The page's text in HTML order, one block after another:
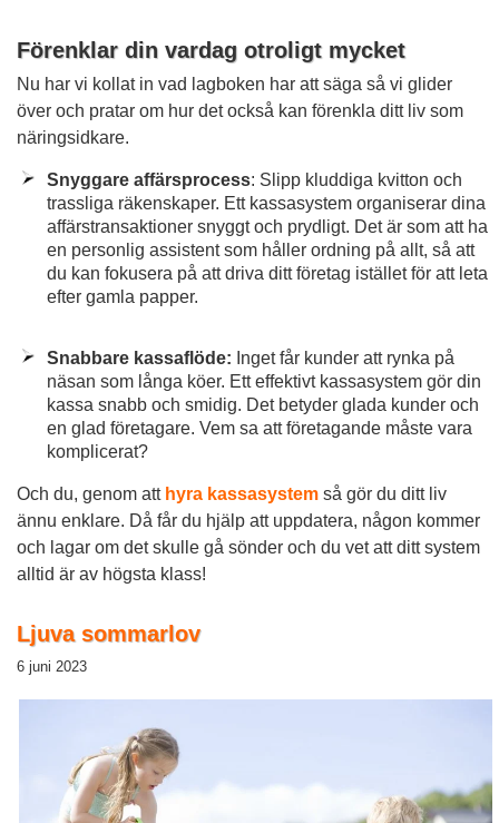
Förenklar din vardag otroligt mycket
Nu har vi kollat in vad lagboken har att säga så vi glider
över och pratar om hur det också kan förenkla ditt liv som
näringsidkare.
Snyggare affärsprocess: Slipp kluddiga kvitton och
trassliga räkenskaper. Ett kassasystem organiserar dina
affärstransaktioner snyggt och prydligt. Det är som att ha
en personlig assistent som håller ordning på allt, så att
du kan fokusera på att driva ditt företag istället för att leta
efter gamla papper.
Snabbare kassaflöde: Inget får kunder att rynka på
näsan som långa köer. Ett effektivt kassasystem gör din
kassa snabb och smidig. Det betyder glada kunder och
en glad företagare. Vem sa att företagande måste vara
komplicerat?
Och du, genom att hyra kassasystemså gör du ditt liv
ännu enklare. Då får du hjälp att uppdatera, någon kommer
och lagar om det skulle gå sönder och du vet att ditt system
alltid är av högsta klass!
Ljuva sommarlov
6 juni 2023